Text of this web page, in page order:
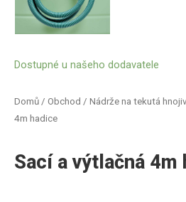
Domů / Obchod / Nádrže na tekutá
4m hadice
Sací a výtlačná 4m
Dostupné u našeho dodavatele